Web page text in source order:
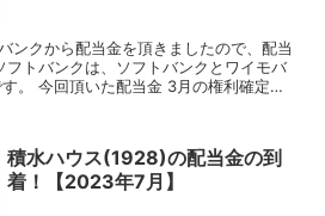
ンクから配当金を頂きましたので、配当
トバンクは、ソフトバンクとワイモバ
。 今回頂いた配当金 3月の権利確定時
積水ハウス(1928)の配当金の到
着！【2023年7月】